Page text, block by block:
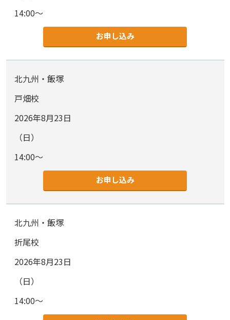
14:00～
お申し込み
北九州・飯塚
戸畑校
2026年8月23日
（日）
14:00～
お申し込み
北九州・飯塚
折尾校
2026年8月23日
（日）
14:00～